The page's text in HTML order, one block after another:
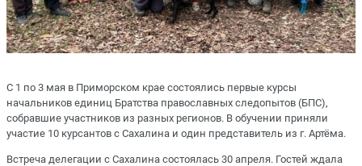
С 1 по 3 мая в Приморском крае состоялись первые курсы
начальников единиц Братства православных следопытов (БПС),
собравшие участников из разных регионов. В обучении приняли
участие 10 курсантов с Сахалина и один представитель из г. Артёма.
Встреча делегации с Сахалина состоялась 30 апреля. Гостей ждала